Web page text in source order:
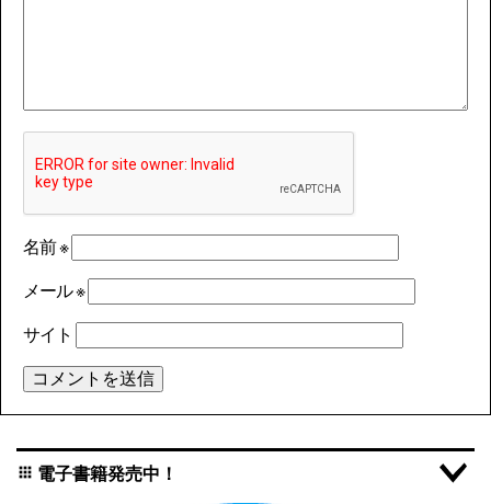
名前※
メール※
サイト
apps 電子書籍発売中！